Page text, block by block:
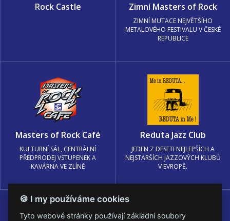
Rock Castle Zimní Masters of Rock
ZIMNÍ MUTACE NEJVĚTŠÍHO
METALOVÉHO FESTIVALU V ČESKÉ
REPUBLICE
Masters of Rock Café
KULTURNÍ SÁL, CENTRÁLNÍ
PŘEDPRODEJ VSTUPENEK A
KAVÁRNA VE ZLÍNĚ
Reduta Jazz Club
JEDEN Z DESETI NEJLEPŠÍCH A
NEJSTARŠÍCH JAZZOVÝCH KLUBŮ
V EVROPĚ.
🍪 I my používáme cookies
Tyto webové stránky používají základní soubory